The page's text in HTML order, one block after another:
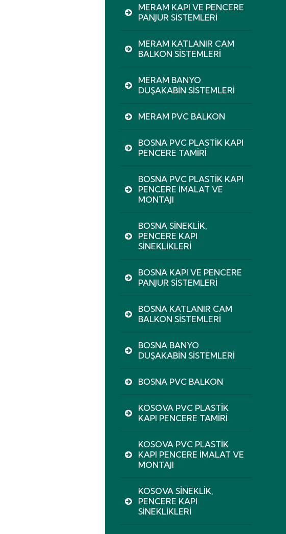
MERAM KAPI VE PENCERE
PANJUR SISTEMLERI
MERAM KATLANIR CAM
BALKON SISTEMLERI
MERAM BANYO
DUŞAKABIN SISTEMLERI
MERAM PVC BALKON
BOSNA PVC PLASTIK KAPI
PENCERE TAMIRI
BOSNA PVC PLASTIK KAPI
PENCERE İMALAT VE
MONTAJI
BOSNA SINEKLIK,
PENCERE KAPI
SINEKLIKLERI
BOSNA KAPI VE PENCERE
PANJUR SISTEMLERI
BOSNA KATLANIR CAM
BALKON SISTEMLERI
BOSNA BANYO
DUŞAKABIN SISTEMLERI
BOSNA PVC BALKON
KOSOVA PVC PLASTIK
KAPI PENCERE TAMIRI
KOSOVA PVC PLASTIK
KAPI PENCERE İMALAT VE
MONTAJI
KOSOVA SINEKLIK,
PENCERE KAPI
SINEKLIKLERI